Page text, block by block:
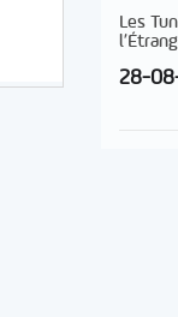
Les
28-